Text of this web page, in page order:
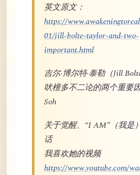
英文原文：
https://
01/jill-bolte-taylor-and-two-
important.html
吉尔·博尔特·泰勒（Jill
吠檀多不二论的两个重要
Soh
关于觉醒、“I AM”（我是
话
我喜欢她的视频
https://www.youtube.com/